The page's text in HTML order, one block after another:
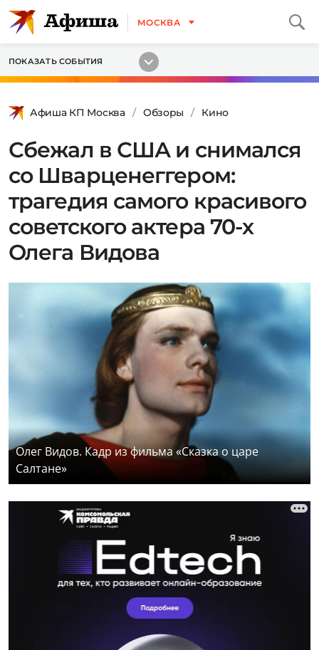
МОСКВА
ПОКАЗАТЬ СОБЫТИЯ
Афиша КП Москва Обзоры Кино
Сбежал в США и снимался
со Шварценеггером:
трагедия самого красивого
советского актера 70-х
Олега Видова
Олег Видов. Кадр из фильма «Сказка о царе
Салтане»